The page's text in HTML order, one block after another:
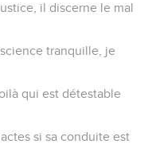
il discerne le mal
tranquille, je
qui est détestable
si sa conduite est